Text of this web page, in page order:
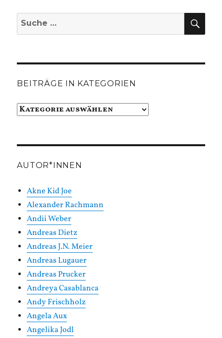
Suche
nach:
BEITRÄGE IN KATEGORIEN
Beiträge
AUTOR*INNEN
Akne Kid Joe
Alexander Rachmann
Andii Weber
Andreas Dietz
Andreas J.N. Meier
Andreas Lugauer
Andreas Prucker
Andreya Casablanca
Andy Frischholz
Angela Aux
Angelika Jodl